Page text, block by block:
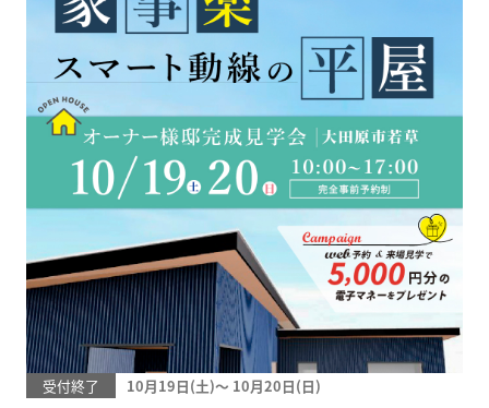
受付終了 10月19日( )〜 10月20日( )